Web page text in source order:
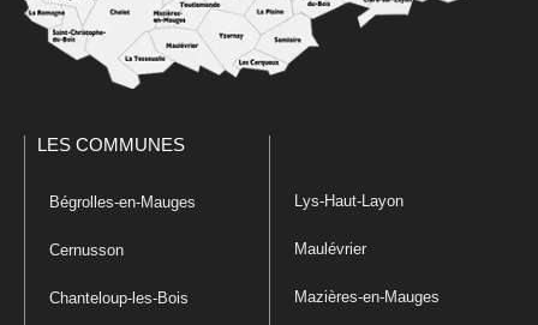
LES COMMUNES
Bégrolles-en-Mauges
Cernusson
Chanteloup-les-Bois
Lys-Haut-Layon
Maulévrier
Mazières-en-Mauges